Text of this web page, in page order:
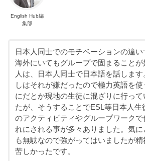
English Hub編
集部
日本人同士でのモチベーションの違い
海外にいてもグループで固まることが
人は、日本人同士で日本語を話します
しはそれが嫌だったので極力英語を使
にだとか現地の生徒に混ざりに行って
たが、そうすることでESL等日本人生
のアクティビティやグループワークで
れにされる事が多々ありました。気に
も無駄なので強がってはいましたが精
苦しかったです。